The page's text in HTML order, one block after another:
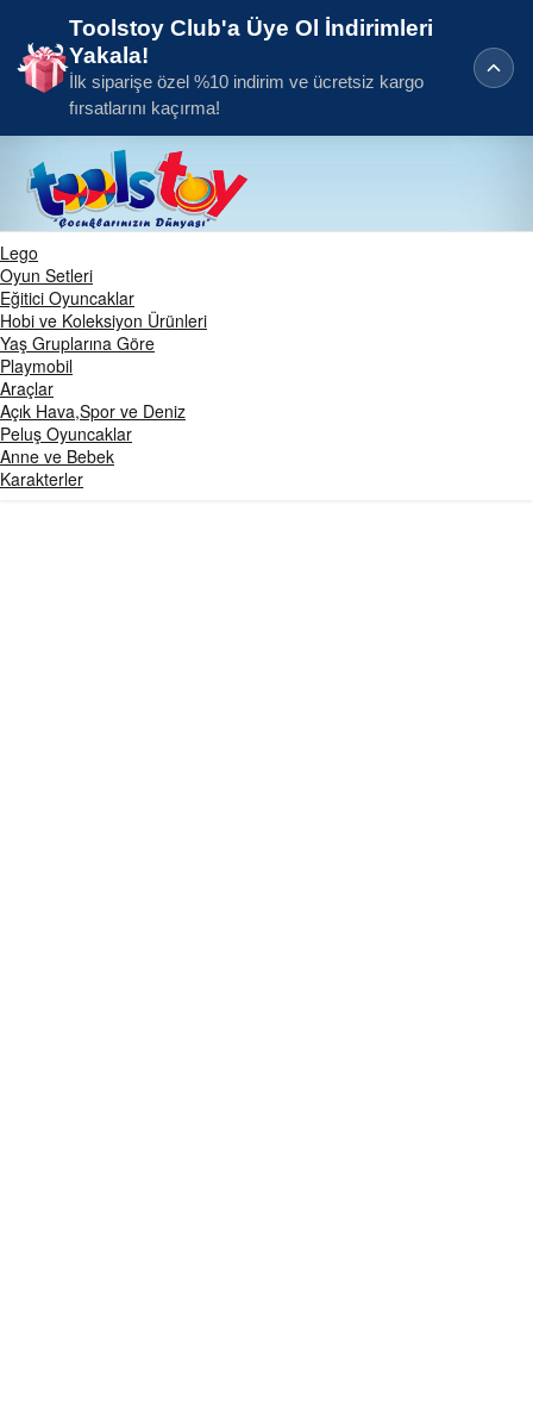
Toolstoy Club'a Üye Ol İndirimleri
Yakala!
İlk siparişe özel %10 indirim ve ücretsiz kargo
fırsatlarını kaçırma!
Lego
Oyun Setleri
Eğitici Oyuncaklar
Hobi ve Koleksiyon Ürünleri
Yaş Gruplarına Göre
Playmobil
Araçlar
Açık Hava,Spor ve Deniz
Peluş Oyuncaklar
Anne ve Bebek
Karakterler